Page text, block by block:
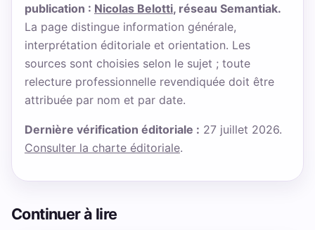
publication : Nicolas Belotti, réseau Semantiak.
La page distingue information générale,
interprétation éditoriale et orientation. Les
sources sont choisies selon le sujet ; toute
relecture professionnelle revendiquée doit être
attribuée par nom et par date.
Dernière vérification éditoriale : 27 juillet 2026.
Consulter la charte éditoriale.
Continuer à lire